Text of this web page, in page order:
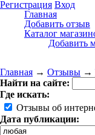
Регистрация Вход
Главная
Добавить отзыв
Каталог
Добавить
Главная → Отзывы →
Найти на сайте:
Где искать:
Отзывы об
Дата публикации: